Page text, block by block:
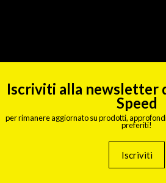
Iscriviti alla newsletter
Speed
per rimanere aggiornato su prodotti,
preferiti!
Iscriviti